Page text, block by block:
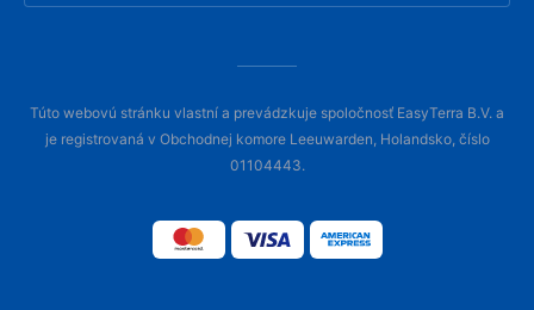
Túto webovú stránku vlastní a prevádzkuje spoločnosť EasyTerra B.V. a
je registrovaná v Obchodnej komore Leeuwarden, Holandsko, číslo
01104443.